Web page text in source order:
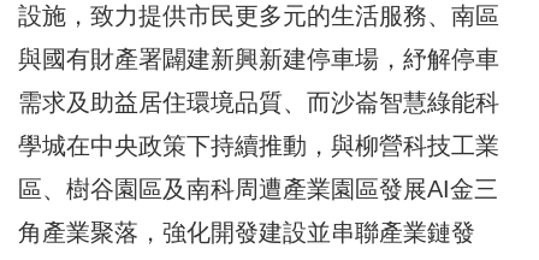
設施，致力提供市民更多元的生活服務、南區
與國有財產署闢建新興新建停車場，紓解停車
需求及助益居住環境品質、而沙崙智慧綠能科
學城在中央政策下持續推動，與柳營科技工業
區、樹谷園區及南科周遭產業園區發展AI金三
角產業聚落，強化開發建設並串聯產業鏈發